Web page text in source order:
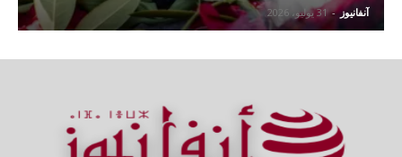
آنفانيوز - 31 يوليو، 2026